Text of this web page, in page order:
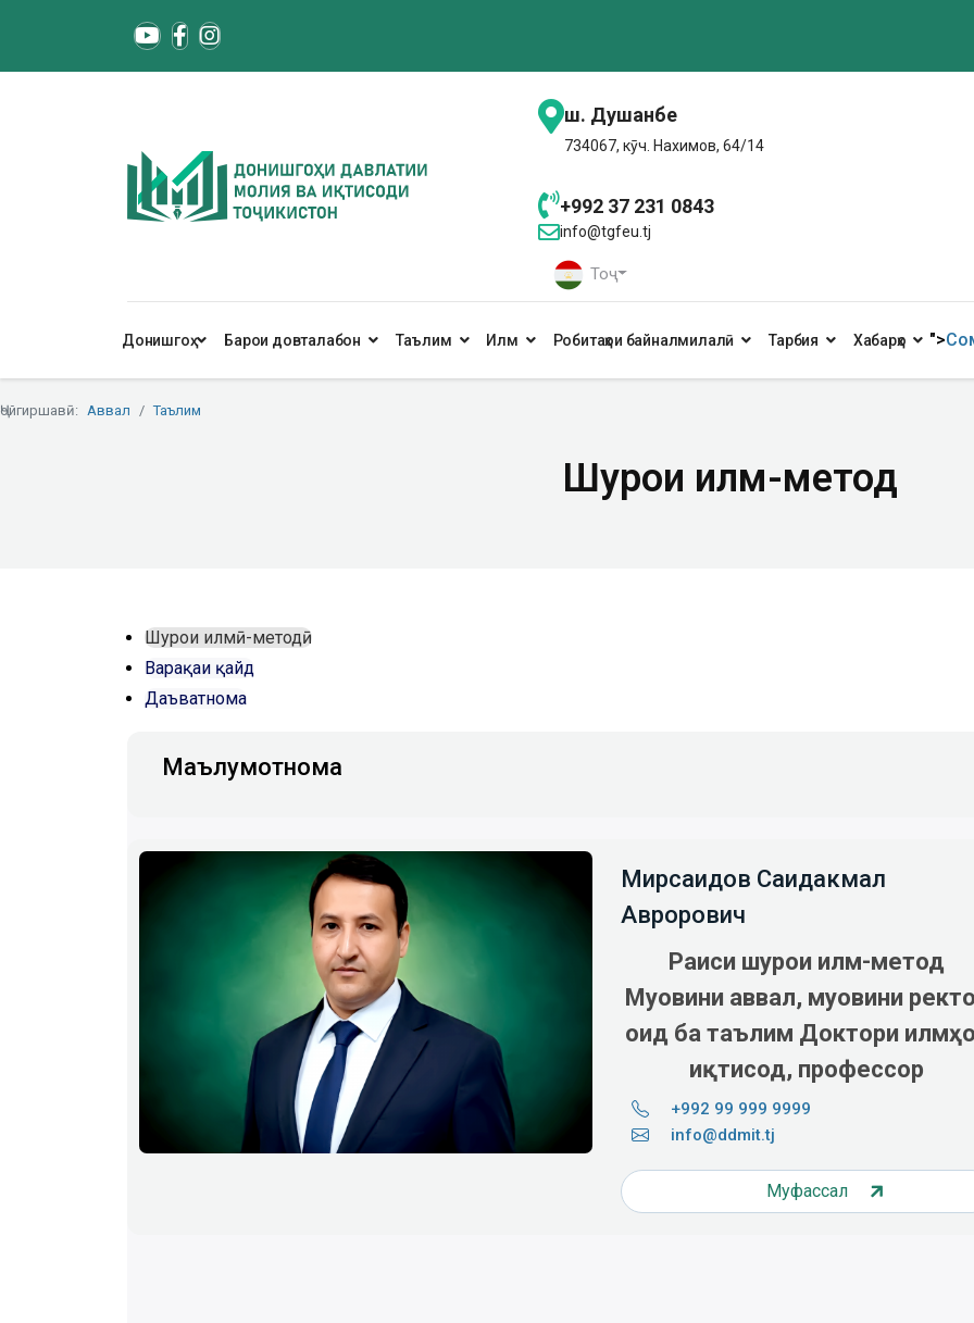
ш. Душанбе
734067, кӯч. Нахимов, 64/14
+992 37 231 0843
info@tgfeu.tj
Тоҷ
Донишгоҳ Барои довталабон Таълим Илм Робитаҳои байналмилалӣ Тарбия Хабарҳо ">
Ҷойгиршавӣ: Аввал Таълим
Шурои илмӣ-методӣ
Шурои илмӣ-методӣ
Варақаи қайд
Даъватнома
Маълумотнома
Мирсаидов Саидакмал
Аврорович
Раиси шурои илмӣ-методӣ
Муовини аввал, муовини
оид ба таълим Доктори
иқтисодӣ, профессор
+992 99 999 9999
info@ddmit.tj
Муфассал